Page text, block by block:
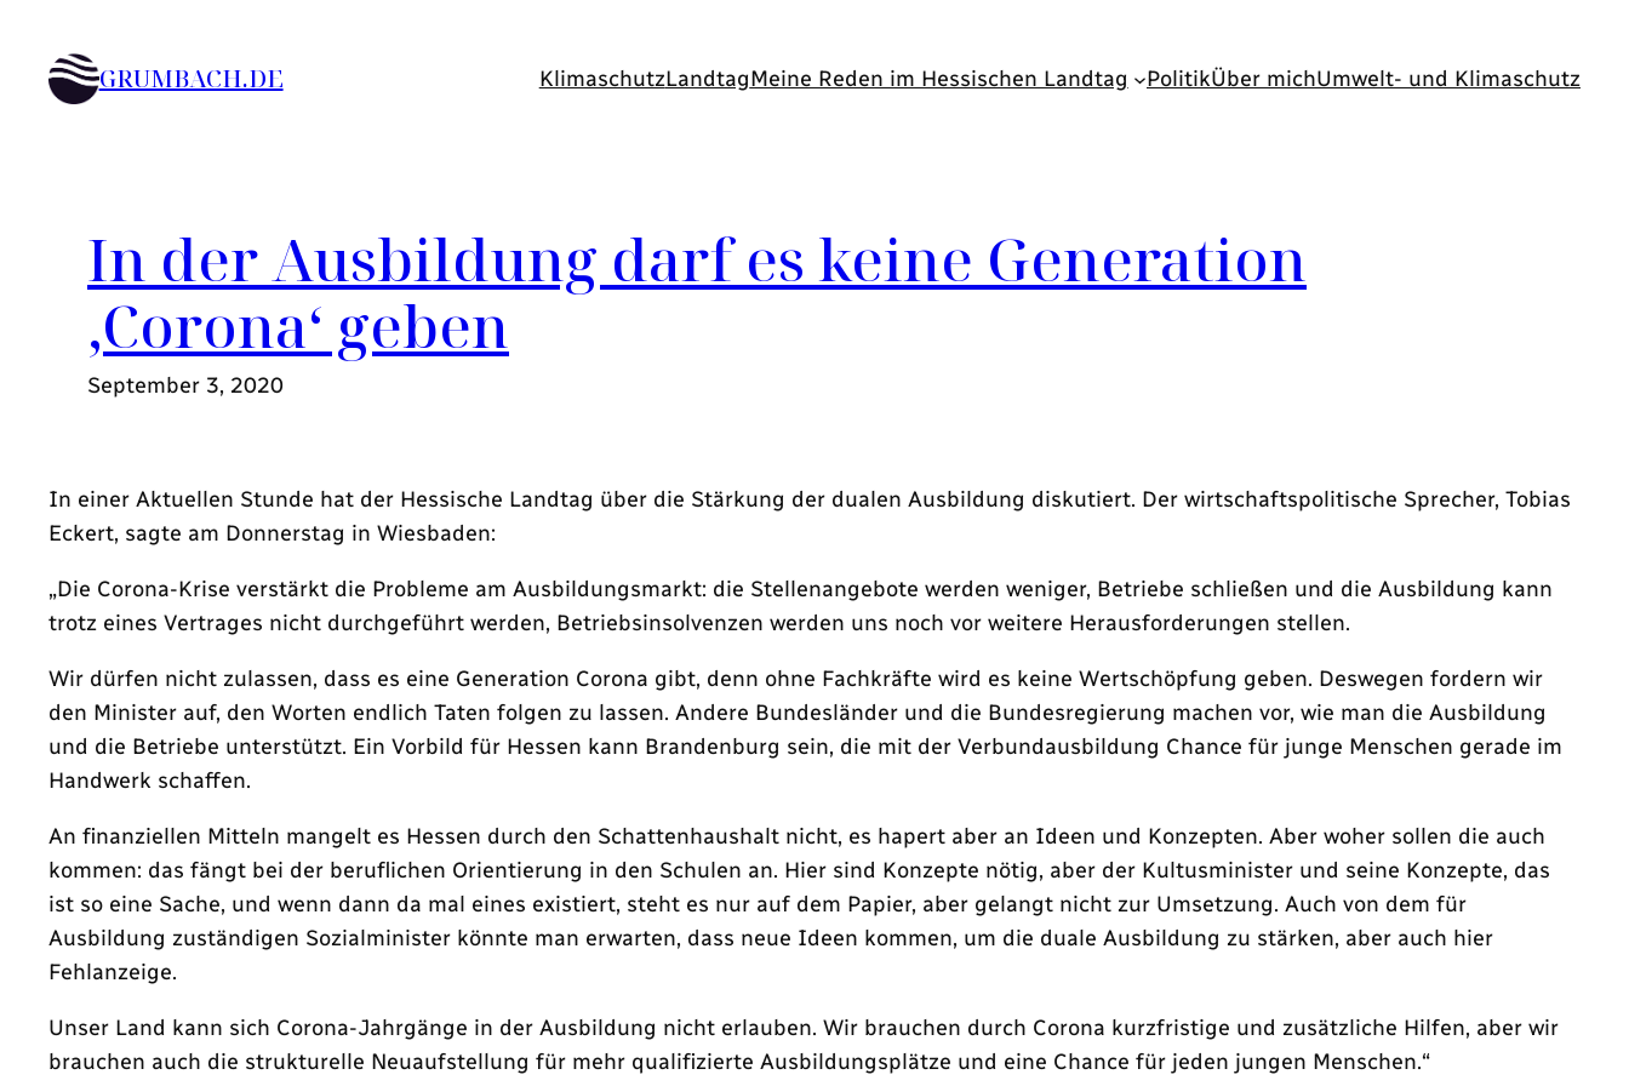
Inhalt
springenGRUMBACH.DE KlimaschutzLandtagMeine Reden im Hessischen Landtag PolitikÜber michUmwelt- und Klimaschutz
In der Ausbildung darf es keine Generation
‚Corona‘ geben
September 3, 2020
In einer Aktuellen Stunde hat der Hessische Landtag über die Stärkung der dualen Ausbildung diskutiert. Der wirtschaftspolitische Sprecher, Tobias
Eckert, sagte am Donnerstag in Wiesbaden:
„Die Corona-Krise verstärkt die Probleme am Ausbildungsmarkt: die Stellenangebote werden weniger, Betriebe schließen und die Ausbildung kann
trotz eines Vertrages nicht durchgeführt werden, Betriebsinsolvenzen werden uns noch vor weitere Herausforderungen stellen.
Wir dürfen nicht zulassen, dass es eine Generation Corona gibt, denn ohne Fachkräfte wird es keine Wertschöpfung geben. Deswegen fordern wir
den Minister auf, den Worten endlich Taten folgen zu lassen. Andere Bundesländer und die Bundesregierung machen vor, wie man die Ausbildung
und die Betriebe unterstützt. Ein Vorbild für Hessen kann Brandenburg sein, die mit der Verbundausbildung Chance für junge Menschen gerade im
Handwerk schaffen.
An finanziellen Mitteln mangelt es Hessen durch den Schattenhaushalt nicht, es hapert aber an Ideen und Konzepten. Aber woher sollen die auch
kommen: das fängt bei der beruflichen Orientierung in den Schulen an. Hier sind Konzepte nötig, aber der Kultusminister und seine Konzepte, das
ist so eine Sache, und wenn dann da mal eines existiert, steht es nur auf dem Papier, aber gelangt nicht zur Umsetzung. Auch von dem für
Ausbildung zuständigen Sozialminister könnte man erwarten, dass neue Ideen kommen, um die duale Ausbildung zu stärken, aber auch hier
Fehlanzeige.
Unser Land kann sich Corona-Jahrgänge in der Ausbildung nicht erlauben. Wir brauchen durch Corona kurzfristige und zusätzliche Hilfen, aber wir
brauchen auch die strukturelle Neuaufstellung für mehr qualifizierte Ausbildungsplätze und eine Chance für jeden jungen Menschen.“